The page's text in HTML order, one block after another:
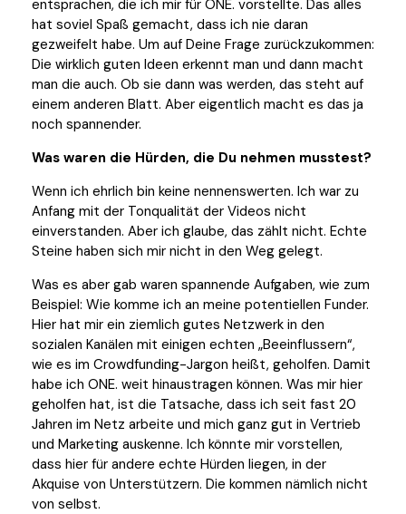
entsprachen, die ich mir für ONE. vorstellte. Das alles
hat soviel Spaß gemacht, dass ich nie daran
gezweifelt habe. Um auf Deine Frage zurückzukommen:
Die wirklich guten Ideen erkennt man und dann macht
man die auch. Ob sie dann was werden, das steht auf
einem anderen Blatt. Aber eigentlich macht es das ja
noch spannender.
Was waren die Hürden, die Du nehmen musstest?
Wenn ich ehrlich bin keine nennenswerten. Ich war zu
Anfang mit der Tonqualität der Videos nicht
einverstanden. Aber ich glaube, das zählt nicht. Echte
Steine haben sich mir nicht in den Weg gelegt.
Was es aber gab waren spannende Aufgaben, wie zum
Beispiel: Wie komme ich an meine potentiellen Funder.
Hier hat mir ein ziemlich gutes Netzwerk in den
sozialen Kanälen mit einigen echten „Beeinflussern“,
wie es im Crowdfunding-Jargon heißt, geholfen. Damit
habe ich ONE. weit hinaustragen können. Was mir hier
geholfen hat, ist die Tatsache, dass ich seit fast 20
Jahren im Netz arbeite und mich ganz gut in Vertrieb
und Marketing auskenne. Ich könnte mir vorstellen,
dass hier für andere echte Hürden liegen, in der
Akquise von Unterstützern. Die kommen nämlich nicht
von selbst.